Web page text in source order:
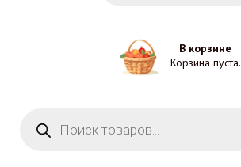
В корзине
Корзина пуста.